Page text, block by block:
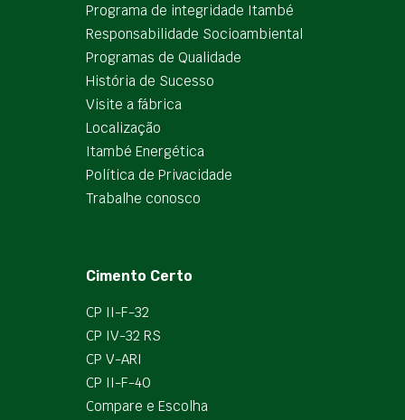
Programa de integridade Itambé
Responsabilidade Socioambiental
Programas de Qualidade
História de Sucesso
Visite a fábrica
Localização
Itambé Energética
Política de Privacidade
Trabalhe conosco
Cimento Certo
CP II-F-32
CP IV-32 RS
CP V-ARI
CP II-F-40
Compare e Escolha